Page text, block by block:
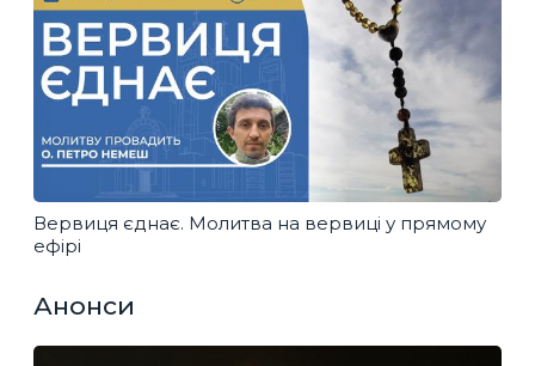
Вервиця єднає. Молитва на вервиці у прямому
ефірі
Анонси